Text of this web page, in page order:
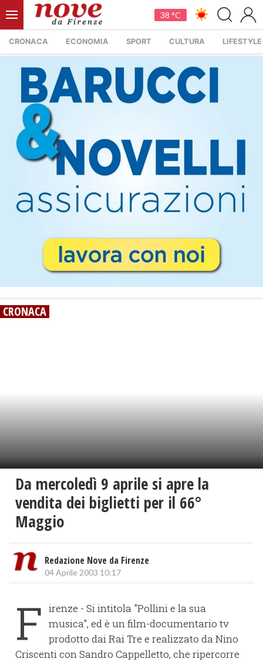
38 °C
CRONACA ECONOMIA SPORT CULTURA LIFESTYLE
CRONACA
Da mercoledì 9 aprile si apre la
vendita dei biglietti per il 66°
Maggio
Redazione Nove da Firenze
04 Aprile 2003 10:17
F irenze - Si intitola "Pollini e la sua
musica", ed è un film-documentario tv
prodotto dai Rai Tre e realizzato da Nino
Criscenti con Sandro Cappelletto, che ripercorre